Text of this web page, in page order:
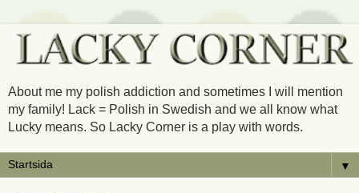
About me my polish addiction and sometimes I will mention
my family! Lack = Polish in Swedish and we all know what
Lucky means. So Lacky Corner is a play with words.
▼